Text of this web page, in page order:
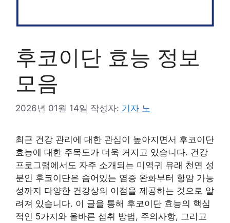
후코이단 효능 정보
모음
2026년 01월 14일 작성자: 기자 노
최근 건강 관리에 대한 관심이 높아지면서 후코이단
효능에 대한 주목도가 더욱 커지고 있습니다. 건강
프로그램에서도 자주 소개되는 미역귀 유래 천연 성
분인 후코이단은 숨어있는 염증 완화부터 항암 가능
성까지 다양한 건강상의 이점을 제공하는 것으로 알
려져 있습니다. 이 글을 통해 후코이단 효능의 핵심
적인 5가지와 올바른 섭취 방법, 주의사항, 그리고